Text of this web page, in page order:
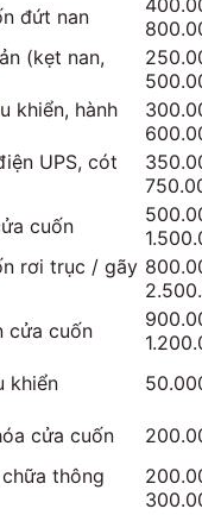
đứt nan
(kẹt nan,
khiển, hành
UPS, cót
cuốn
rơi trục / gãy
cửa cuốn
khiển
cửa cuốn
thông